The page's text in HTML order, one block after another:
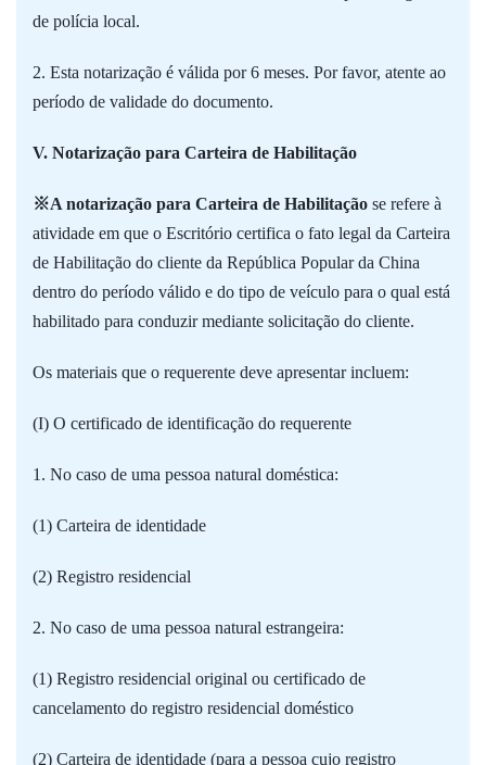
de polícia local.
2. Esta notarização é válida por 6 meses. Por favor, atente ao
período de validade do documento.
V. Notarização para Carteira de Habilitação
※A notarização para Carteira de Habilitação se refere à
atividade em que o Escritório certifica o fato legal da Carteira
de Habilitação do cliente da República Popular da China
dentro do período válido e do tipo de veículo para o qual está
habilitado para conduzir mediante solicitação do cliente.
Os materiais que o requerente deve apresentar incluem:
(I) O certificado de identificação do requerente
1. No caso de uma pessoa natural doméstica:
(1) Carteira de identidade
(2) Registro residencial
2. No caso de uma pessoa natural estrangeira:
(1) Registro residencial original ou certificado de
cancelamento do registro residencial doméstico
(2) Carteira de identidade (para a pessoa cujo registro